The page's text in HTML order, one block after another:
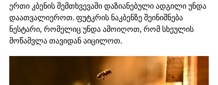
ერთი კბენის შემთხვევაში დაზიანებული ადგილი უნდა
დაათვალიეროთ. ფუტკრის ნაკბენზე შეინიშნება
ნესტარი, რომელიც უნდა ამოიღოთ, რომ სხეულის
მოწამვლა თავიდან აიცილოთ.